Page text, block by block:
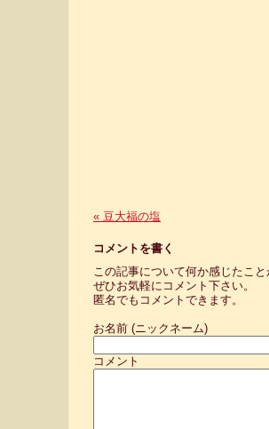
« 豆大福の塩
コメントを書く
この記事について何か感じたこ
ぜひお気軽にコメント下さい。
匿名でもコメントできます。
お名前 (ニックネーム)
コメント